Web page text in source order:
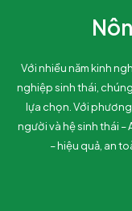
Với nhiều năm kinh
nghiệp sinh thái,
lựa chọn. Với
người và hệ sinh thái –
– hiệu quả, an